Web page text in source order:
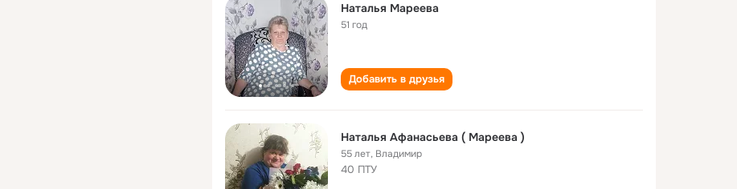
Наталья Мареева
51 год
Добавить в друзья
Наталья Афанасьева ( Мареева )
55 лет, Владимир
40 ПТУ